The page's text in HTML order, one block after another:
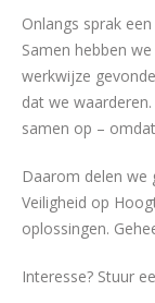
Onlangs sprak
Samen hebben
werkwijze
dat we
samen op –
Daarom delen we
Veiligheid op
oplossingen.
Interesse? Stuur